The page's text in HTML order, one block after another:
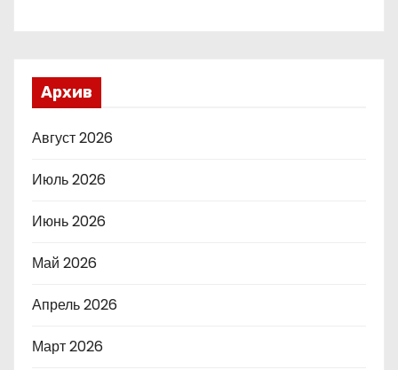
Архив
Август 2026
Июль 2026
Июнь 2026
Май 2026
Апрель 2026
Март 2026